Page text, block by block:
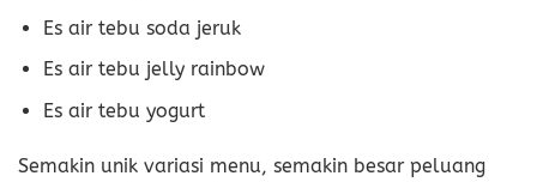
Es air tebu soda jeruk
Es air tebu jelly rainbow
Es air tebu yogurt
Semakin unik variasi menu, semakin besar peluang